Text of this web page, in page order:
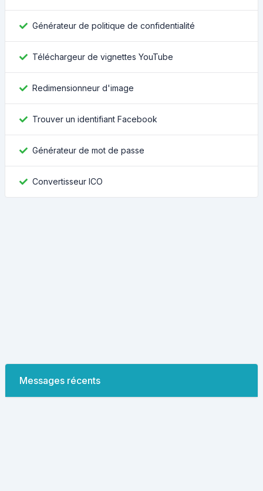
Générateur de politique de confidentialité
Téléchargeur de vignettes YouTube
Redimensionneur d'image
Trouver un identifiant Facebook
Générateur de mot de passe
Convertisseur ICO
Messages récents